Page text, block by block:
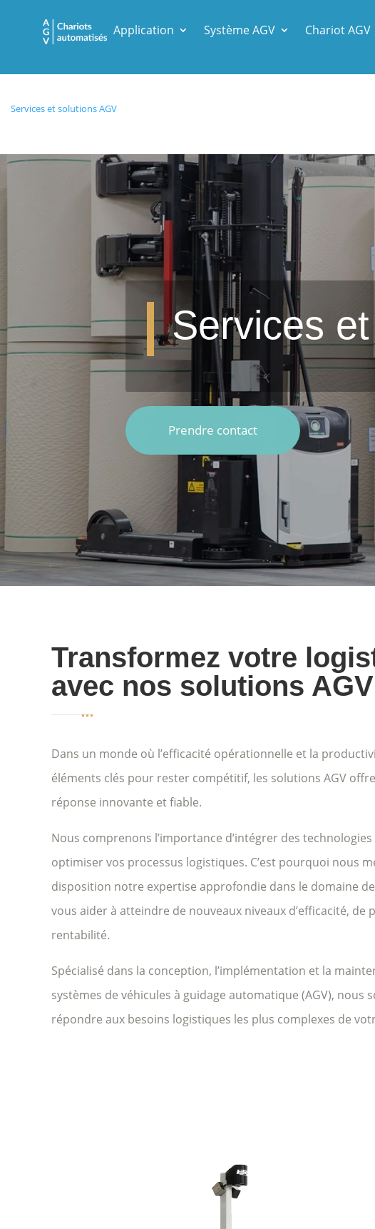
Application Système AGV Chariot AGV
Services et solutions AGV
Services
Prendre contact
Transformez votre
avec nos solutions AGV
Dans un monde où l’efficacité opérationnelle et la
éléments clés pour rester compétitif, les solutions AGV
réponse innovante et fiable.
Nous comprenons l’importance d’intégrer des
optimiser vos processus logistiques. C’est pourquoi nous
disposition notre expertise approfondie dans le domaine
vous aider à atteindre de nouveaux niveaux d’efficacité, de
rentabilité.
Spécialisé dans la conception, l’implémentation et la
systèmes de véhicules à guidage automatique (AGV), nous
répondre aux besoins logistiques les plus complexes de